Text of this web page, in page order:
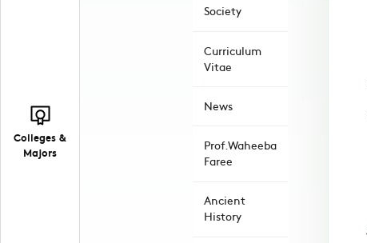
Colleges &
Majors
Society
Curriculum
Vitae
News
Prof.Waheeba
Faree
Ancient
History